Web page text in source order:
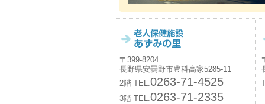
〒399-8204
長野県安曇野市豊科高家5285-11
2階 TEL.0263-71-4525
3階 TEL.0263-71-2335